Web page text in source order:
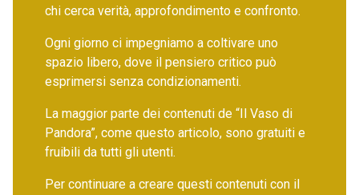
chi cerca verità, approfondimento e confronto.
Ogni giorno ci impegniamo a coltivare uno
spazio libero, dove il pensiero critico può
esprimersi senza condizionamenti.
La maggior parte dei contenuti de “Il Vaso di
Pandora”, come questo articolo, sono gratuiti e
fruibili da tutti gli utenti.
Per continuare a creare questi contenuti con il